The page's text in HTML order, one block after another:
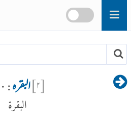
Skip to main content
[۲]البقرہ : ۲۱۰
البقرة